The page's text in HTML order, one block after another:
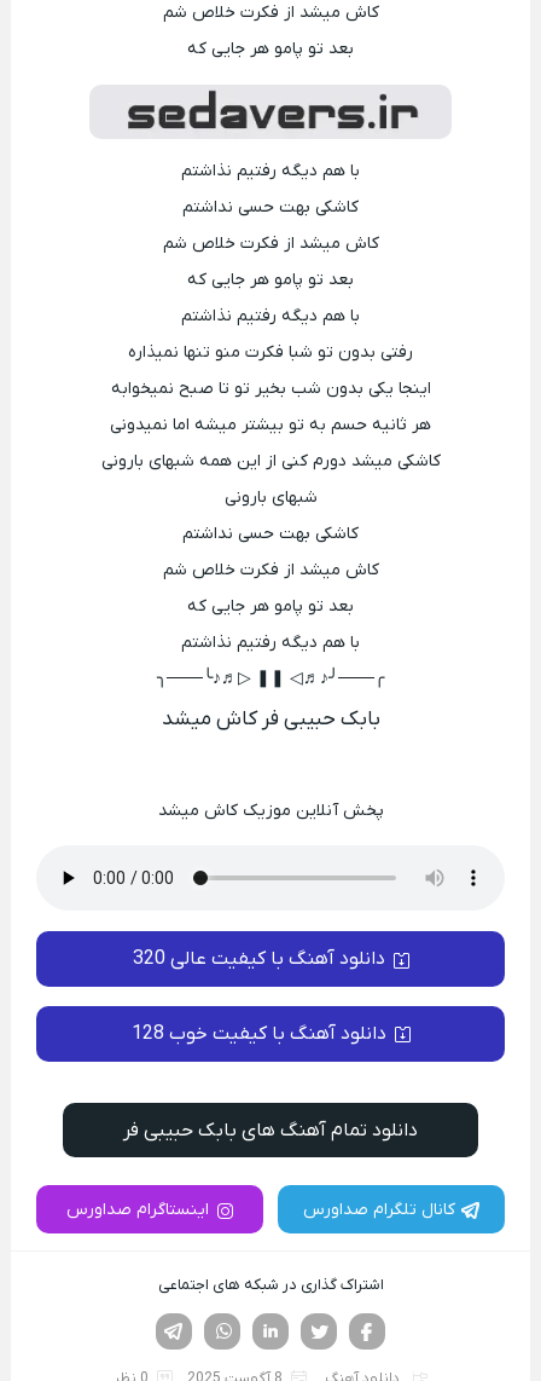
کاش میشد از فکرت خلاص شم
بعد تو پامو هر جایی که
با هم دیگه رفتیم نذاشتم
کاشکی بهت حسی نداشتم
کاش میشد از فکرت خلاص شم
بعد تو پامو هر جایی که
با هم دیگه رفتیم نذاشتم
رفتی بدون تو شبا فکرت منو تنها نمیذاره
اینجا یکی بدون شب بخیر تو تا صبح نمیخوابه
هر ثانیه حسم به تو بیشتر میشه اما نمیدونی
کاشکی میشد دورم کنی از این همه شبهای بارونی
شبهای بارونی
کاشکی بهت حسی نداشتم
کاش میشد از فکرت خلاص شم
بعد تو پامو هر جایی که
با هم دیگه رفتیم نذاشتم
╭───╯♪♬◁ ❚❚ ▷♬♪╰───╮
بابک حبیبی فر کاش میشد
پخش آنلاین موزیک کاش میشد
دانلود آهنگ با کیفیت عالی 320
دانلود آهنگ با کیفیت خوب 128
دانلود تمام آهنگ های بابک حبیبی فر
کانال تلگرام صداورس اینستاگرام صداورس
اشتراک گذاری در شبکه های اجتماعی
لینکدین تویتر
فیسوک